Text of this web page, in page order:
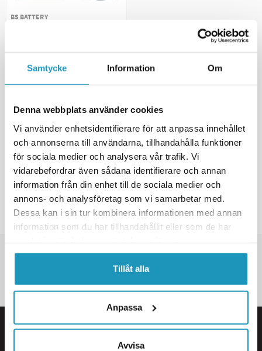
Samtycke Information Om
Denna webbplats använder cookies
Vi använder enhetsidentifierare för att anpassa innehållet
och annonserna till användarna, tillhandahålla funktioner
för sociala medier och analysera vår trafik. Vi
vidarebefordrar även sådana identifierare och annan
information från din enhet till de sociala medier och
annons- och analysföretag som vi samarbetar med.
Dessa kan i sin tur kombinera informationen med annan
information som du har tillhandahållit eller som de har
Tillåt alla
Anpassa
Avvisa
BS BATTERY
659 kr
I LAGER
MER INFORMATION
Visar1av1produkt
INGA FLER PRODUKTER
KÄNDA VARUMÄRKEN
Information Guider